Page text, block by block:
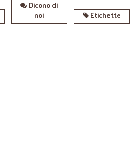
Dicono di
noi
Etichette